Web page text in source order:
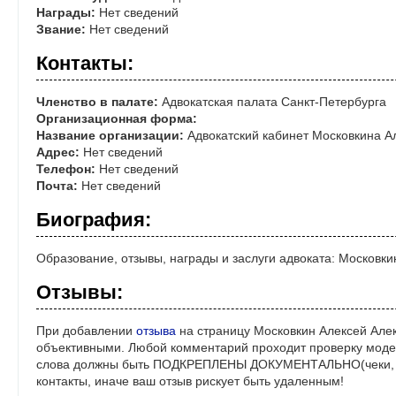
Награды: Нет сведений
Звание: Нет сведений
Контакты:
Членство в палате: Адвокатская палата Санкт-Петербурга
Организационная форма:
Название организации: Адвокатский кабинет Московкина
Адрес: Нет сведений
Телефон: Нет сведений
Почта: Нет сведений
Биография:
Образование, отзывы, награды и заслуги адвоката:
Отзывы:
При добавлении отзыва на страницу Московкин Алексей
объективными. Любой комментарий проходит проверку
слова должны быть ПОДКРЕПЛЕНЫ ДОКУМЕНТАЛЬНО(чеки,
контакты, иначе ваш отзыв рискует быть удаленным!